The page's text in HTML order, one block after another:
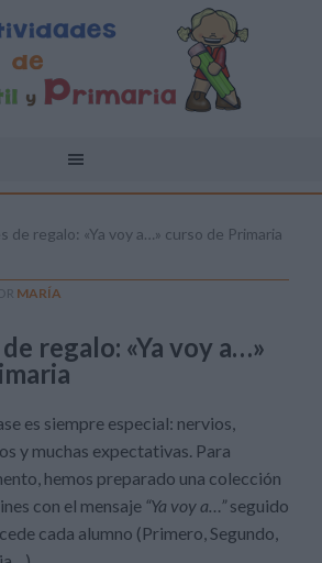
de regalo: «Ya voy a…» curso de Primaria
MARÍA
regalo: «Ya voy a…»
es siempre especial: nervios,
y muchas expectativas. Para
hemos preparado una colección
con el mensaje “Ya voy a…”seguido
cada alumno (Primero, Segundo,